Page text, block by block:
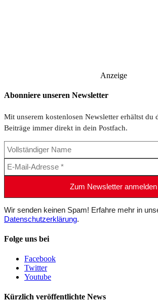
Anzeige
Abonniere unseren Newsletter
Mit unserem kostenlosen Newsletter erhältst du
Beiträge immer direkt in dein Postfach.
Wir senden keinen Spam! Erfahre mehr in
Datenschutzerklärung.
Folge uns bei
Facebook
Twitter
Youtube
Kürzlich veröffentlichte News